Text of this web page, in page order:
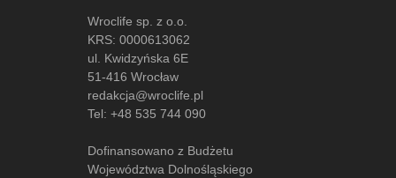
Wroclife sp. z o.o.
KRS: 0000613062
ul. Kwidzyńska 6E
51-416 Wrocław
redakcja@wroclife.pl
Tel: +48 535 744 090
Dofinansowano z Budżetu
Województwa Dolnośląskiego